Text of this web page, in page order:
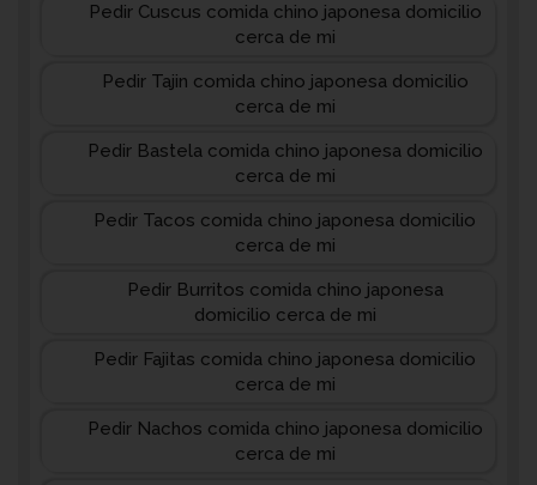
Pedir Cuscus comida chino japonesa domicilio
cerca de mi
Pedir Tajin comida chino japonesa domicilio
cerca de mi
Pedir Bastela comida chino japonesa domicilio
cerca de mi
Pedir Tacos comida chino japonesa domicilio
cerca de mi
Pedir Burritos comida chino japonesa
domicilio cerca de mi
Pedir Fajitas comida chino japonesa domicilio
cerca de mi
Pedir Nachos comida chino japonesa domicilio
cerca de mi